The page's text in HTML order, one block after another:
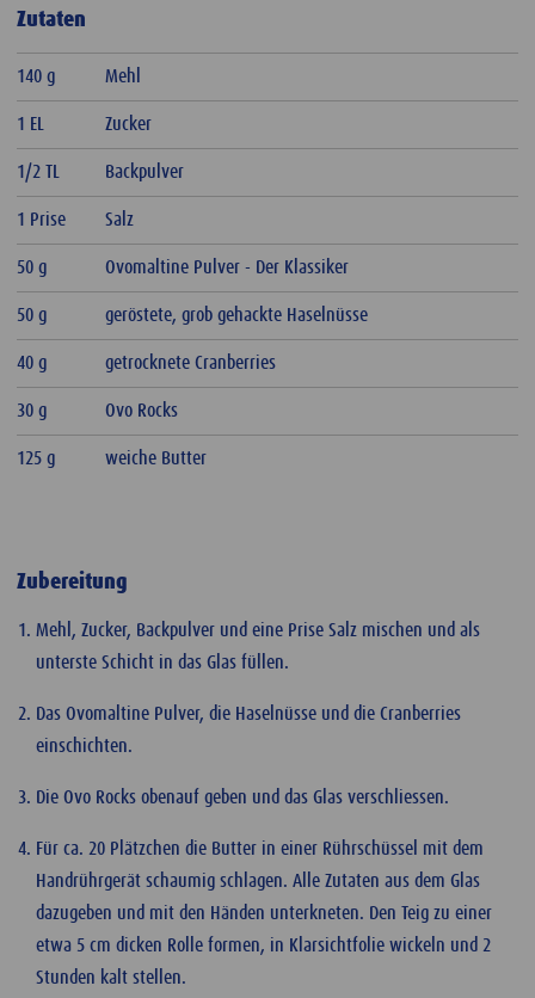
Zutaten
140 g Mehl
1 EL Zucker
1/2 TL Backpulver
1 Prise Salz
50 g Ovomaltine Pulver - Der Klassiker
50 g geröstete, grob gehackte Haselnüsse
40 g getrocknete Cranberries
30 g Ovo Rocks
125 g weiche Butter
Zubereitung
Mehl, Zucker, Backpulver und eine Prise Salz mischen und als
unterste Schicht in das Glas füllen.
Das Ovomaltine Pulver, die Haselnüsse und die Cranberries
einschichten.
Die Ovo Rocks obenauf geben und das Glas verschliessen.
Für ca. 20 Plätzchen die Butter in einer Rührschüssel mit dem
Handrührgerät schaumig schlagen. Alle Zutaten aus dem Glas
dazugeben und mit den Händen unterkneten. Den Teig zu einer
etwa 5 cm dicken Rolle formen, in Klarsichtfolie wickeln und 2
Stunden kalt stellen.